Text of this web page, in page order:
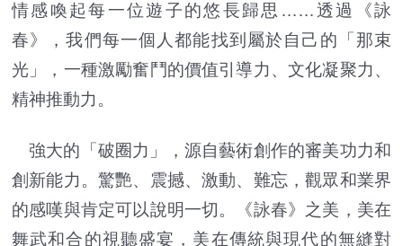
情感喚起每一位遊子的悠長歸思……透過《詠
春》，我們每一個人都能找到屬於自己的「那束
光」，一種激勵奮鬥的價值引導力、文化凝聚力、
精神推動力。
強大的「破圈力」，源自藝術創作的審美功力和
創新能力。驚艷、震撼、激動、難忘，觀眾和業界
的感嘆與肯定可以說明一切。《詠春》之美，美在
舞武和合的視聽盛宴，美在傳統與現代的無縫對